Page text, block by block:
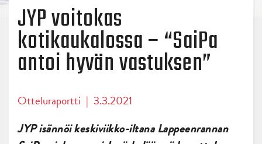
JYP voitokas
kotikaukalossa – “SaiPa
antoi hyvän vastuksen”
Otteluraportti | 3.3.2021
JYP isännöi keskiviikko-iltana Lappeenrannan